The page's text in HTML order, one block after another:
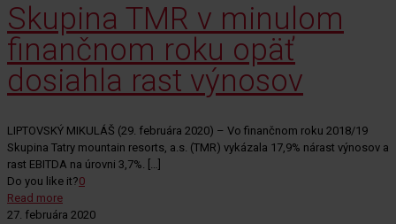
Skupina TMR v minulom
finančnom roku opäť
dosiahla rast výnosov
LIPTOVSKÝ MIKULÁŠ (29. februára 2020) – Vo finančnom roku 2018/19
Skupina Tatry mountain resorts, a.s. (TMR) vykázala 17,9% nárast výnosov a
rast EBITDA na úrovni 3,7%. […]
Do you like it?0
Read more
27. februára 2020